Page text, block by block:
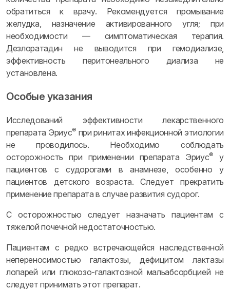
обратиться к врачу. Рекомендуется промывание
желудка, назначение активированного угля; при
необходимости — симптоматическая терапия.
Дезлоратадин не выводится при гемодиализе,
эффективность перитонеального диализа не
установлена.
Особые указания
Исследований эффективности лекарственного
препарата Эриус® при ринитах инфекционной этиологии
не проводилось. Необходимо соблюдать
осторожность при применении препарата Эриус®
у
пациентов с судорогами в анамнезе, особенно у
пациентов детского возраста. Следует прекратить
применение препарата в случае развития судорог.
С осторожностью следует назначать пациентам с
тяжелой почечной недостаточностью.
Пациентам с редко встречающейся наследственной
непереносимостью галактозы, дефицитом лактазы
лопарей или глюкозо-галактозной мальабсорбцией не
следует принимать этот препарат.